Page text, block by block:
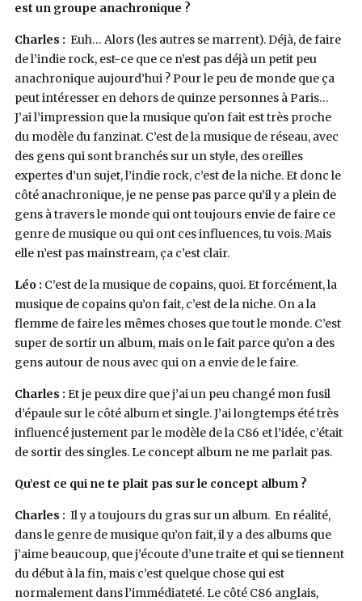
est un groupe anachronique ?
Charles : Euh… Alors (les autres se marrent). Déjà, de faire
de l’indie rock, est-ce que ce n’est pas déjà un petit peu
anachronique aujourd’hui ? Pour le peu de monde que ça
peut intéresser en dehors de quinze personnes à Paris…
J’ai l’impression que la musique qu’on fait est très proche
du modèle du fanzinat. C’est de la musique de réseau, avec
des gens qui sont branchés sur un style, des oreilles
expertes d’un sujet, l’indie rock, c’est de la niche. Et donc le
côté anachronique, je ne pense pas parce qu’il y a plein de
gens à travers le monde qui ont toujours envie de faire ce
genre de musique ou qui ont ces influences, tu vois. Mais
elle n’est pas mainstream, ça c’est clair.
Léo : C’est de la musique de copains, quoi. Et forcément, la
musique de copains qu’on fait, c’est de la niche. On a la
flemme de faire les mêmes choses que tout le monde. C’est
super de sortir un album, mais on le fait parce qu’on a des
gens autour de nous avec qui on a envie de le faire.
Charles : Et je peux dire que j’ai un peu changé mon fusil
d’épaule sur le côté album et single. J’ai longtemps été très
influencé justement par le modèle de la C86 et l’idée, c’était
de sortir des singles. Le concept album ne me parlait pas.
Qu’est ce qui ne te plait pas sur le concept album ?
Charles : Il y a toujours du gras sur un album. En réalité,
dans le genre de musique qu’on fait, il y a des albums que
j’aime beaucoup, que j’écoute d’une traite et qui se tiennent
du début à la fin, mais c’est quelque chose qui est
normalement dans l’immédiateté. Le côté C86 anglais,